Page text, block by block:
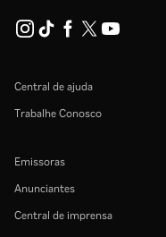
Central de ajuda
Trabalhe Conosco
Emissoras
Anunciantes
Central de imprensa